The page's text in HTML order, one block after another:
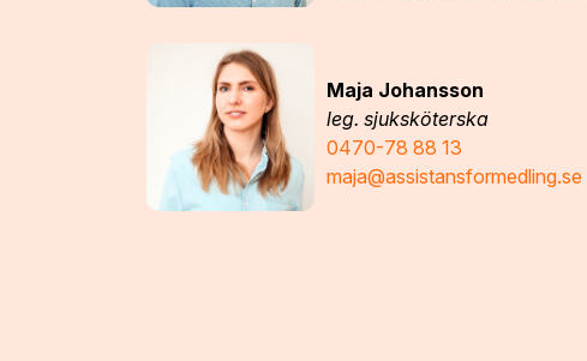
Maja Johansson
leg. sjuksköterska
0470-78 88 13
maja@assistansformedling.se